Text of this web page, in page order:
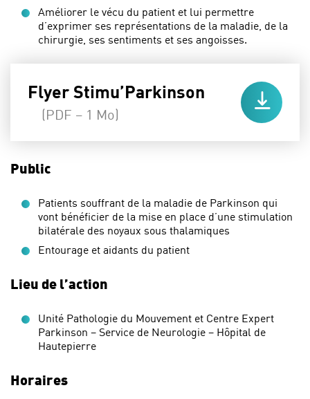
Améliorer le vécu du patient et lui permettre
d’exprimer ses représentations de la maladie, de la
chirurgie, ses sentiments et ses angoisses.
Flyer Stimu’Parkinson
(PDF – 1 Mo)
Public
Patients souffrant de la maladie de Parkinson qui
vont bénéficier de la mise en place d’une stimulation
bilatérale des noyaux sous thalamiques
Entourage et aidants du patient
Lieu de l’action
Unité Pathologie du Mouvement et Centre Expert
Parkinson – Service de Neurologie – Hôpital de
Hautepierre
Horaires